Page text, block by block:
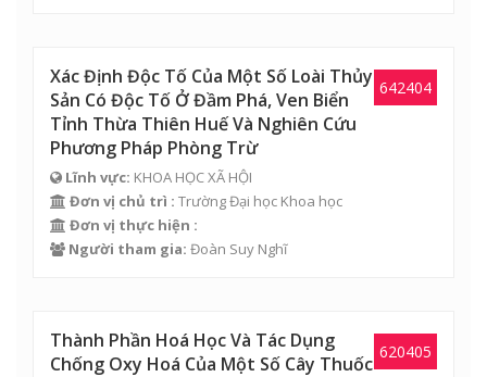
642404
Xác Định Độc Tố Của Một Số Loài Thủy
Sản Có Độc Tố Ở Đầm Phá, Ven Biển
Tỉnh Thừa Thiên Huế Và Nghiên Cứu
Phương Pháp Phòng Trừ
Lĩnh vực: KHOA HỌC XÃ HỘI
Đơn vị chủ trì : Trường Đại học Khoa học
Đơn vị thực hiện :
Người tham gia: Đoàn Suy Nghĩ
620405
Thành Phần Hoá Học Và Tác Dụng
Chống Oxy Hoá Của Một Số Cây Thuốc